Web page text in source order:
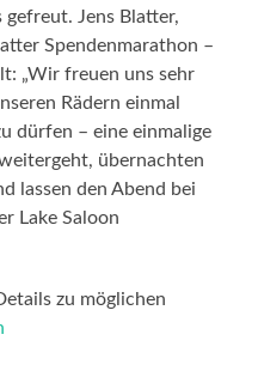
gefreut. Jens Blatter,
Spendenmarathon –
„Wir freuen uns sehr
Rädern einmal
dürfen – eine einmalige
übernachten
lassen den Abend bei
Lake Saloon
zu möglichen